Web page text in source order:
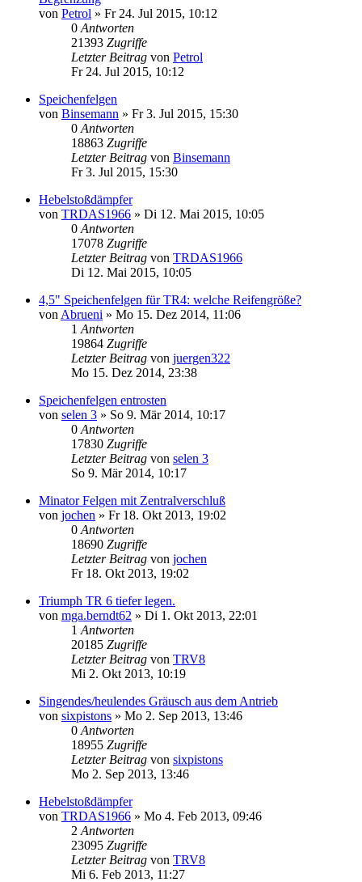
von Petrol » Fr 24. Jul 2015, 10:12
0 Antworten
21393 Zugriffe
Letzter Beitrag von Petrol
Fr 24. Jul 2015, 10:12
Speichenfelgen
von Binsemann » Fr 3. Jul 2015, 15:30
0 Antworten
18863 Zugriffe
Letzter Beitrag von Binsemann
Fr 3. Jul 2015, 15:30
Hebelstoßdämpfer
von TRDAS1966 » Di 12. Mai 2015, 10:05
0 Antworten
17078 Zugriffe
Letzter Beitrag von TRDAS1966
Di 12. Mai 2015, 10:05
4,5" Speichenfelgen für TR4: welche Reifengröße?
von Abrueni » Mo 15. Dez 2014, 11:06
1 Antworten
19864 Zugriffe
Letzter Beitrag von juergen322
Mo 15. Dez 2014, 23:38
Speichenfelgen entrosten
von selen 3 » So 9. Mär 2014, 10:17
0 Antworten
17830 Zugriffe
Letzter Beitrag von selen 3
So 9. Mär 2014, 10:17
Minator Felgen mit Zentralverschluß
von jochen » Fr 18. Okt 2013, 19:02
0 Antworten
18690 Zugriffe
Letzter Beitrag von jochen
Fr 18. Okt 2013, 19:02
Triumph TR 6 tiefer legen.
von mga.berndt62 » Di 1. Okt 2013, 22:01
1 Antworten
20185 Zugriffe
Letzter Beitrag von TRV8
Mi 2. Okt 2013, 10:19
Singendes/heulendes Gräusch aus dem Antrieb
von sixpistons » Mo 2. Sep 2013, 13:46
0 Antworten
18955 Zugriffe
Letzter Beitrag von sixpistons
Mo 2. Sep 2013, 13:46
Hebelstoßdämpfer
von TRDAS1966 » Mo 4. Feb 2013, 09:46
2 Antworten
23095 Zugriffe
Letzter Beitrag von TRV8
Mi 6. Feb 2013, 11:27